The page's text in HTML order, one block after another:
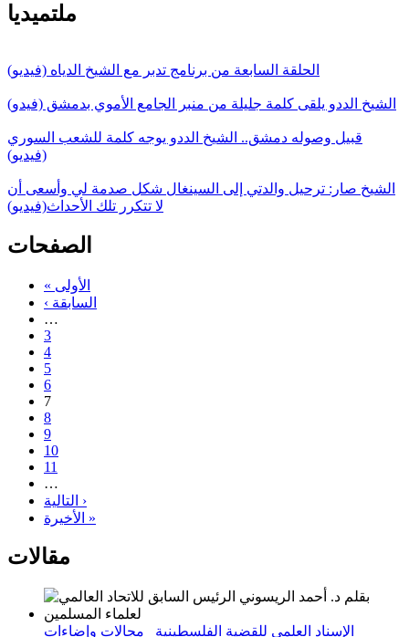
ملتميديا
الحلقة السابعة من برنامج تدبر مع الشيخ الدياه (فيديو)
الشيخ الددو يلقى كلمة جليلة من منبر الجامع الأموي بدمشق (فيدو)
قبيل وصوله دمشق.. الشيخ الددو يوجه كلمة للشعب السوري
(فيديو)
الشيخ صار: ترحيل والدتي إلى السينغال شكل صدمة لي وأسعى أن
لا تتكرر تلك الأحداث(فيديو)
الصفحات
« الأولى
‹ السابقة
…
3
4
5
6
7
8
9
10
11
…
التالية ›
الأخيرة »
مقالات
الإسناد العلمي للقضية الفلسطينية_ مجالات وإضاءات